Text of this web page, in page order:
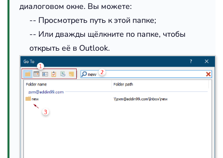
диалоговом окне. Вы можете:
-- Просмотреть путь к этой папке;
-- Или дважды щёлкните по папке, чтобы
открыть её в Outlook.